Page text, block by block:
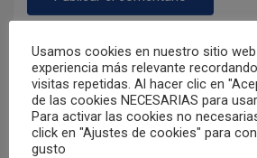
Usamos cookies en nuestro sitio
experiencia más relevante
visitas repetidas. Al hacer clic en
de las cookies NECESARIAS para
Para activar las cookies no
click en "Ajustes de cookies" para
gusto